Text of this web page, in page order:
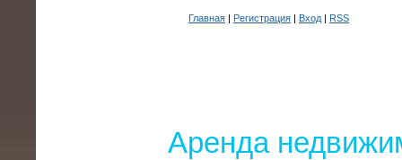
Главная | Регистрация | Вход | RSS
Аренда